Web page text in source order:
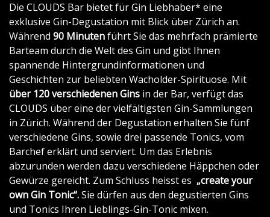
Die CLOUDS Bar bietet für Gin Liebhaber* eine
exklusive Gin-Degustation mit Blick über Zürich an.
Während 90 Minutenführt Sie das mehrfach prämierte
Barteam durch die Welt des Gin und gibt Ihnen
spannende Hintergrundinformationen und
Geschichten zur beliebten Wacholder-Spirituose. Mit
über 120 verschiedenen Gins in der Bar, verfügt das
CLOUDS über eine der vielfältigsten Gin-Sammlungen
in Zürich. Während der Degustation erhalten Sie fünf
verschiedene Gins, sowie drei passende Tonics, vom
Barchef erklärt und serviert. Um das Erlebnis
abzurunden werden dazu verschiedene Häppchen oder
Gewürze gereicht. Zum Schluss heisst es „create your
own Gin Tonic“.Sie dürfen aus den degustierten Gins
und Tonics Ihren Lieblings-Gin-Tonic mixen.